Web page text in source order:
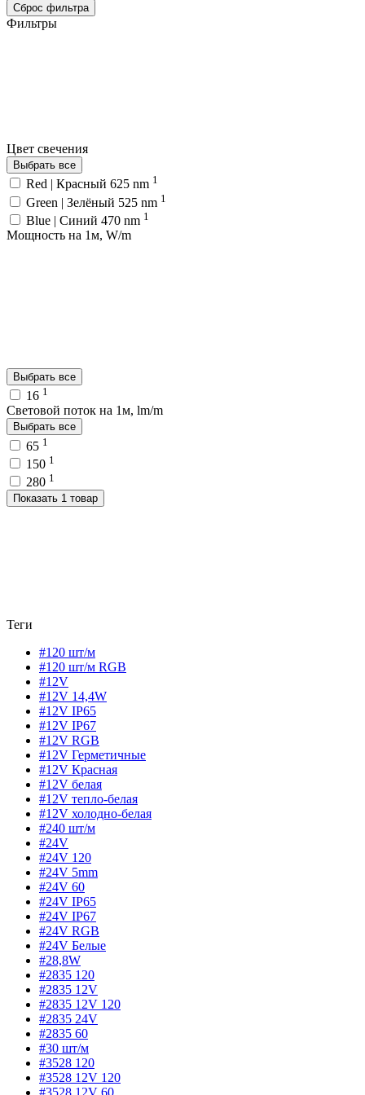
Сброс фильтра
Фильтры
Цвет свечения
Выбрать все
Red | Красный 625 nm 1
Green | Зелёный 525 nm 1
Blue | Синий 470 nm 1
Мощность на 1м, W/m
Выбрать все
16 1
Световой поток на 1м, lm/m
Выбрать все
65 1
150 1
280 1
Показать 1 товар
Теги
#120 шт/м
#120 шт/м RGB
#12V
#12V 14,4W
#12V IP65
#12V IP67
#12V RGB
#12V Герметичные
#12V Красная
#12V белая
#12V тепло-белая
#12V холодно-белая
#240 шт/м
#24V
#24V 120
#24V 5mm
#24V 60
#24V IP65
#24V IP67
#24V RGB
#24V Белые
#28,8W
#2835 120
#2835 12V
#2835 12V 120
#2835 24V
#2835 60
#30 шт/м
#3528 120
#3528 12V 120